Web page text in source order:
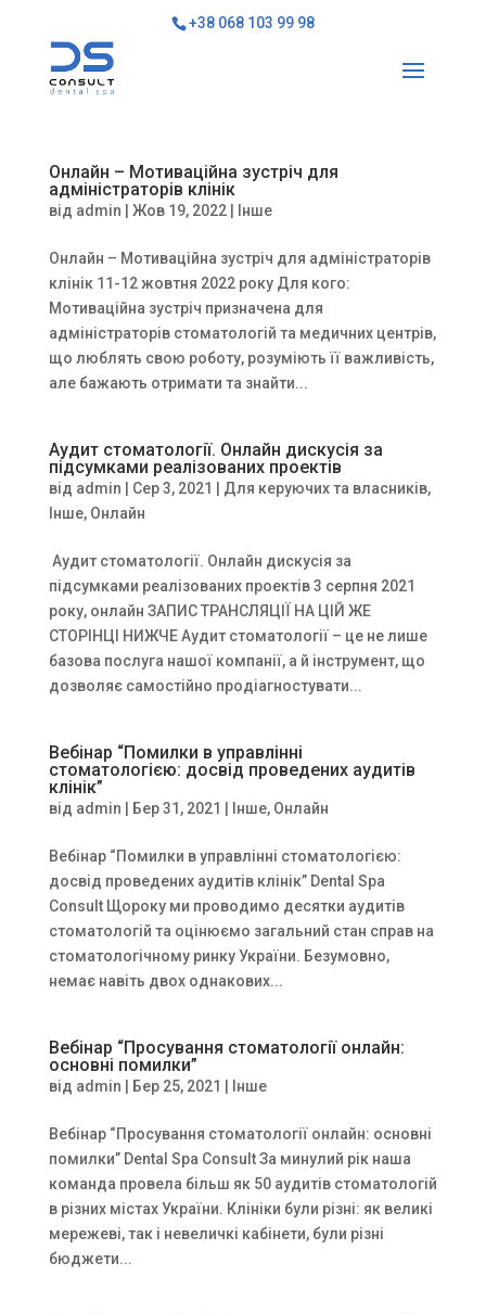
+38 068 103 99 98
Онлайн – Мотиваційна зустріч для
адміністраторів клінік
від admin Жов 19, 2022| Інше
Онлайн – Мотиваційна зустріч для адміністраторів
клінік 11-12 жовтня 2022 року Для кого:
Мотиваційна зустріч призначена для
адміністраторів стоматологій та медичних центрів,
що люблять свою роботу, розуміють її важливість,
але бажають отримати та знайти...
Аудит стоматології. Онлайн дискусія за
підсумками реалізованих проектів
від admin Сер 3, 2021 Для керуючих та власників,
Інше, Онлайн
Аудит стоматології. Онлайн дискусія за
підсумками реалізованих проектів 3 серпня 2021
року, онлайн ЗАПИС ТРАНСЛЯЦІЇ НА ЦІЙ ЖЕ
СТОРІНЦІ НИЖЧЕ Аудит стоматології – це не лише
базова послуга нашої компанії, а й інструмент, що
дозволяє самостійно продіагностувати...
Вебінар “Помилки в управлінні
стоматологією: досвід проведених аудитів
клінік”
від admin Бер 31, 2021 Інше, Онлайн
Вебінар “Помилки в управлінні стоматологією:
досвід проведених аудитів клінік” Dental Spa
Consult Щороку ми проводимо десятки аудитів
стоматологій та оцінюємо загальний стан справ на
стоматологічному ринку України. Безумовно,
немає навіть двох однакових...
Вебінар “Просування стоматології онлайн:
основні помилки”
від admin Бер 25, 2021 Інше
Вебінар “Просування стоматології онлайн: основні
помилки” Dental Spa Consult За минулий рік наша
команда провела більш як 50 аудитів стоматологій
в різних містах України. Клініки були різні: як великі
мережеві, так і невеличкі кабінети, були різні
бюджети...